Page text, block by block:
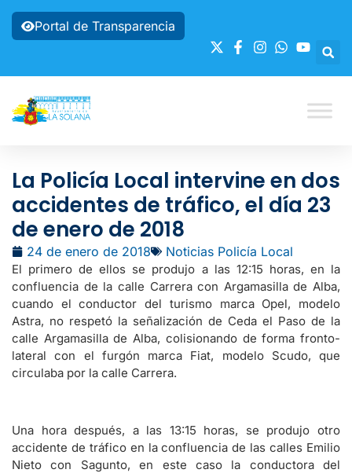
Portal de Transparencia
La Policía Local intervine en dos
accidentes de tráfico, el día 23
de enero de 2018
24 de enero de 2018 Noticias Policía Local
El primero de ellos se produjo a las 12:15 horas, en la
confluencia de la calle Carrera con Argamasilla de Alba,
cuando el conductor del turismo marca Opel, modelo
Astra, no respetó la señalización de Ceda el Paso de la
calle Argamasilla de Alba, colisionando de forma fronto-
lateral con el furgón marca Fiat, modelo Scudo, que
circulaba por la calle Carrera.
Una hora después, a las 13:15 horas, se produjo otro
accidente de tráfico en la confluencia de las calles Emilio
Nieto con Sagunto, en este caso la conductora del